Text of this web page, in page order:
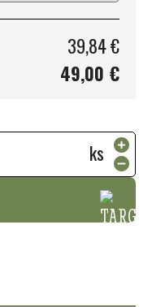
39,84 €
49,00 €
ks